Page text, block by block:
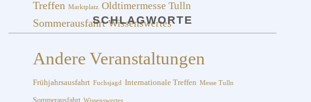
Treffen Marktplatz Oldtimermesse Tulln
Sommerausfahrt Wissenswertes
SCHLAGWORTE
Andere Veranstaltungen
Frühjahrsausfahrt Fuchsjagd Internationale Treffen Messe Tulln
Sommerausfahrt Wissenswertes